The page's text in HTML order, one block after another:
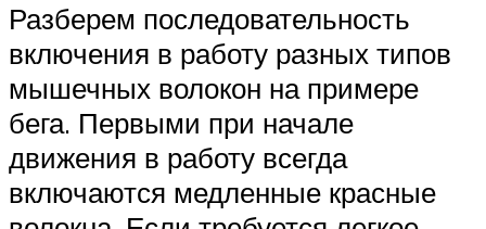
Разберем последовательность
включения в работу разных типов
мышечных волокон на примере
бега. Первыми при начале
движения в работу всегда
включаются медленные красные